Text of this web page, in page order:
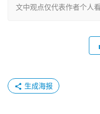
文中观点仅代表作者个人
生成海报